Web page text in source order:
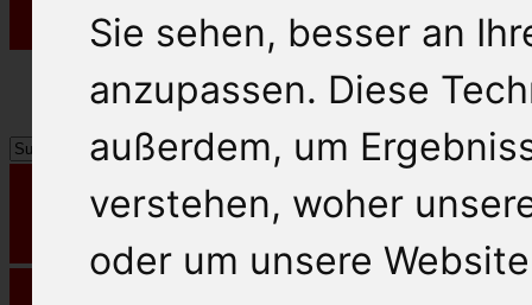
Sie sehen, besser an
anzupassen. Diese
außerdem, um
verstehen, woher
oder um unsere